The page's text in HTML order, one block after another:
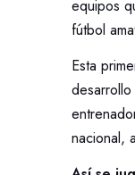
equipos
fútbol
Esta
nacional,